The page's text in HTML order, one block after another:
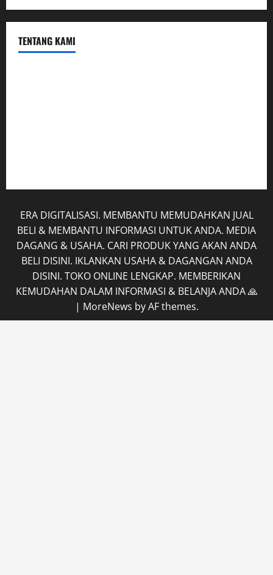
TENTANG KAMI
ERA DIGITALISASI. MEMBANTU MEMUDAHKAN JUAL
BELI & MEMBANTU INFORMASI UNTUK ANDA. MEDIA
DAGANG & USAHA. CARI PRODUK YANG AKAN ANDA
BELI DISINI. IKLANKAN USAHA & DAGANGAN ANDA
DISINI. TOKO ONLINE LENGKAP. MEMBERIKAN
KEMUDAHAN DALAM INFORMASI & BELANJA ANDA 🙏
| MoreNews by AF themes.